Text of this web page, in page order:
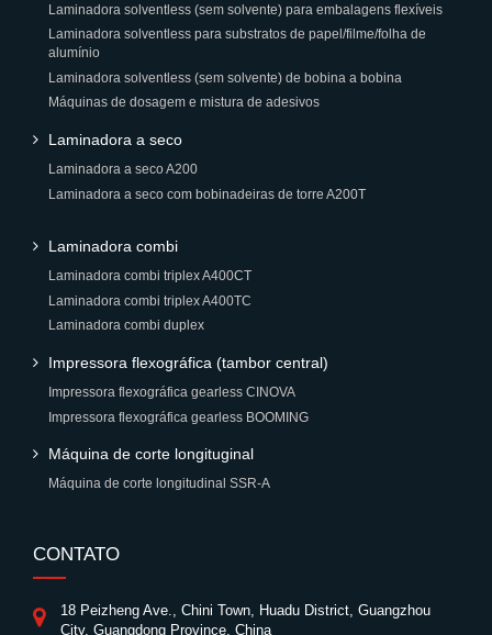
Laminadora solventless (sem solvente) para embalagens flexíveis
Laminadora solventless para substratos de papel/filme/folha de
alumínio
Laminadora solventless (sem solvente) de bobina a bobina
Máquinas de dosagem e mistura de adesivos
Laminadora a seco
Laminadora a seco A200
Laminadora a seco com bobinadeiras de torre A200T
Laminadora combi
Laminadora combi triplex A400CT
Laminadora combi triplex A400TC
Laminadora combi duplex
Impressora flexográfica (tambor central)
Impressora flexográfica gearless CINOVA
Impressora flexográfica gearless BOOMING
Máquina de corte longituginal
Máquina de corte longitudinal SSR-A
CONTATO
18 Peizheng Ave., Chini Town, Huadu District, Guangzhou
City, Guangdong Province, China